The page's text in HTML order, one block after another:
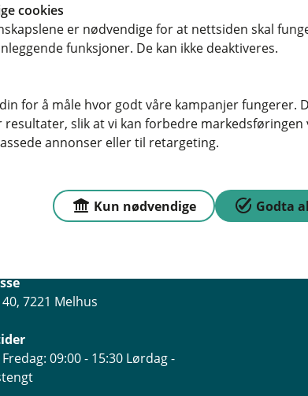
du oss
7221 Melhus
09:00 - 15:30 Lørdag -
Om
Org.nr:
cookies
er nødvendige for at nettsiden skal
funksjoner. De kan ikke deaktiveres.
for å måle hvor godt våre kampanjer fungerer.
slik at vi kan forbedre markedsføringen
annonser eller til retargeting.
Kun nødvendige Godta